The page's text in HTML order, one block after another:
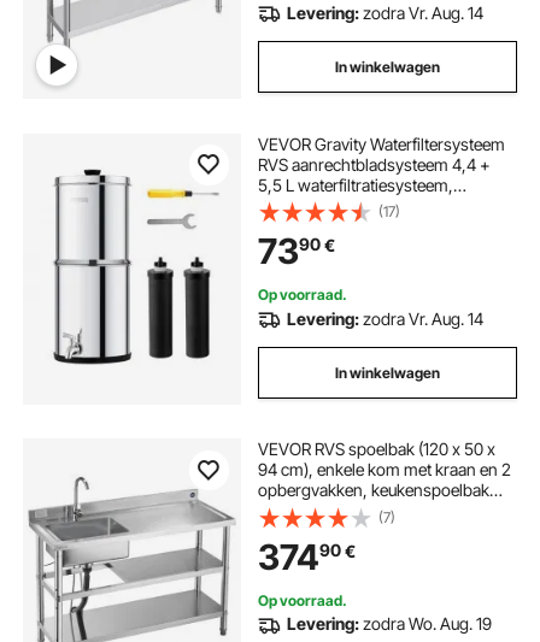
Levering:zodra Vr. Aug. 14
In winkelwagen
VEVOR Gravity Waterfiltersysteem
RVS aanrechtbladsysteem 4,4 +
5,5 L waterfiltratiesysteem,
vermindert lood en tot 99% chloor,
met 2 koolstoffilters en kraan,
camping RV Home
(17)
7390€
Op voorraad.
Levering:zodra Vr. Aug. 14
In winkelwagen
VEVOR RVS spoelbak (120 x 50 x
94 cm), enkele kom met kraan en 2
opbergvakken, keukenspoelbak
voor garagerestaurant,
buitenwasbak met werkblad
(rechts)
(7)
37490€
Op voorraad.
Levering:zodra Wo. Aug. 19